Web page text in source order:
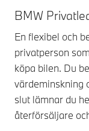
BMW
En flexibel och
privatperson
köpa bilen. Du
värdeminskning
slut lämnar du
återförsäljare